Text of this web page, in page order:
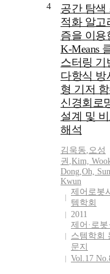
4
공간 탐색
적화 알고
즘을 이용
K-Means
스터링 기
다항식 방
형 기저
신경회로
설계 및
해석
김욱동,오성
권 ,Kim,
Dong,Oh,
Kwun
제어로봇
템학회
2011
제어·로봇
스템학회
문지
Vol.17